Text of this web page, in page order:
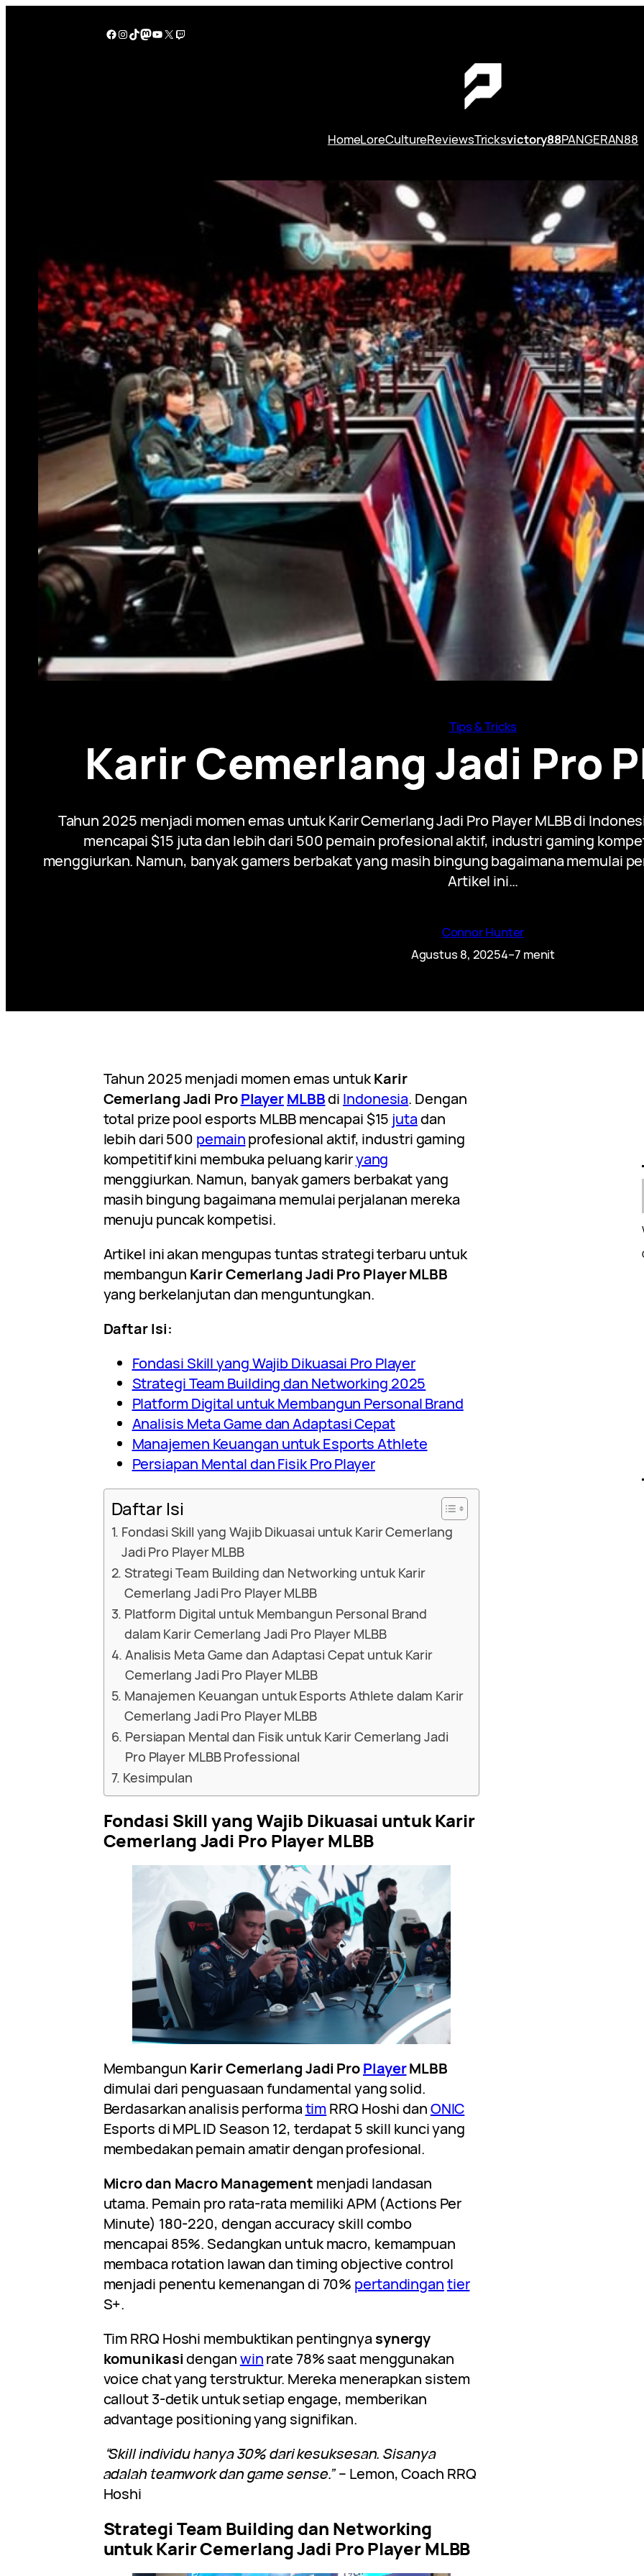
Facebook InstagramTikTok Mastodon YouTube X Twitch
HomeLoreCultureReviewsTricksvictory88PANGERAN88
Tips & Tricks
Karir Cemerlang Jadi Pro
Tahun 2025 menjadi momen emas untuk Karir Cemerlang Jadi Pro Player MLBB di
mencapai $15 juta dan lebih dari 500 pemain profesional aktif, industri gaming
menggiurkan. Namun, banyak gamers berbakat yang masih bingung bagaimana memulai
Artikel ini…
Connor Hunter
Agustus 8, 20254–7 menit
Tahun 2025 menjadi momen emas untukKarir
Cemerlang Jadi ProPlayerMLBBdi Indonesia. Dengan
total prize pool esports MLBB mencapai $15 jutadan
lebih dari 500 pemainprofesional aktif, industri gaming
kompetitif kini membuka peluang kariryang
menggiurkan. Namun, banyak gamers berbakat yang
masih bingung bagaimana memulai perjalanan mereka
menuju puncak kompetisi.
Artikel ini akan mengupas tuntas strategi terbaru untuk
membangun Karir Cemerlang Jadi Pro Player MLBB
yang berkelanjutan dan menguntungkan.
Daftar Isi:
Fondasi Skill yang Wajib Dikuasai Pro Player
Strategi Team Building dan Networking 2025
Platform Digital untuk Membangun Personal Brand
Analisis Meta Game dan Adaptasi Cepat
Manajemen Keuangan untuk Esports Athlete
Persiapan Mental dan Fisik Pro Player
Daftar Isi
Fondasi Skill yang Wajib Dikuasai untuk Karir Cemerlang
Jadi Pro Player MLBB
Strategi Team Building dan Networking untuk Karir
Cemerlang Jadi Pro Player MLBB
Platform Digital untuk Membangun Personal Brand
dalam Karir Cemerlang Jadi Pro Player MLBB
Analisis Meta Game dan Adaptasi Cepat untuk Karir
Cemerlang Jadi Pro Player MLBB
Manajemen Keuangan untuk Esports Athlete dalam Karir
Cemerlang Jadi Pro Player MLBB
Persiapan Mental dan Fisik untuk Karir Cemerlang Jadi
Pro Player MLBB Professional
Kesimpulan
Fondasi Skill yang Wajib Dikuasai untuk Karir
Cemerlang Jadi Pro Player MLBB
Membangun Karir Cemerlang Jadi ProPlayerMLBB
dimulai dari penguasaan fundamental yang solid.
Berdasarkan analisis performatimRRQ Hoshi danONIC
Esports di MPL ID Season 12, terdapat 5 skill kunci yang
membedakan pemain amatir dengan profesional.
Micro dan Macro Management menjadi landasan
utama. Pemain pro rata-rata memiliki APM (Actions Per
Minute) 180-220, dengan accuracy skill combo
mencapai 85%. Sedangkan untuk macro, kemampuan
membaca rotation lawan dan timing objective control
menjadi penentu kemenangan di 70% pertandingantier
S+.
Tim RRQ Hoshi membuktikan pentingnya synergy
komunikasidenganwinrate 78% saat menggunakan
voice chat yang terstruktur. Mereka menerapkan sistem
callout 3-detik untuk setiap engage, memberikan
advantage positioning yang signifikan.
“Skill individu hanya 30% dari kesuksesan. Sisanya
adalah teamwork dan game sense.”– Lemon, Coach RRQ
Hoshi
Strategi Team Building dan Networking
untuk Karir Cemerlang Jadi Pro Player MLBB